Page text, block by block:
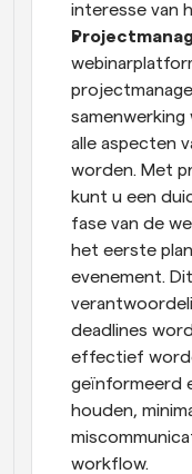
interesse van
alle aspecten
worden. Met
kunt u een
fase van de
het eerste
evenement.
deadlines
effectief
geïnformeerd
houden,
workflow.